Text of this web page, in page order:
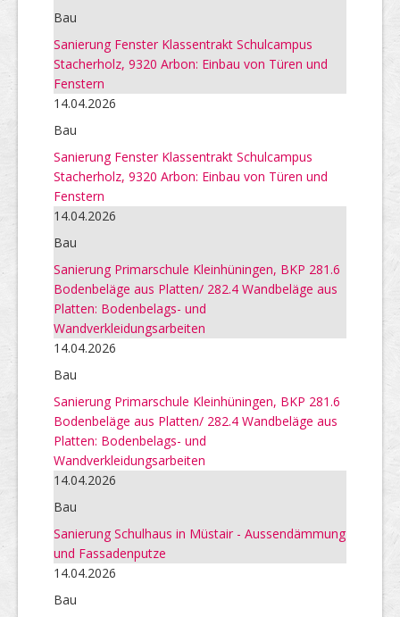
Bau
Sanierung Fenster Klassentrakt Schulcampus
Stacherholz, 9320 Arbon: Einbau von Türen und
Fenstern
14.04.2026
Bau
Sanierung Fenster Klassentrakt Schulcampus
Stacherholz, 9320 Arbon: Einbau von Türen und
Fenstern
14.04.2026
Bau
Sanierung Primarschule Kleinhüningen, BKP 281.6
Bodenbeläge aus Platten/ 282.4 Wandbeläge aus
Platten: Bodenbelags- und
Wandverkleidungsarbeiten
14.04.2026
Bau
Sanierung Primarschule Kleinhüningen, BKP 281.6
Bodenbeläge aus Platten/ 282.4 Wandbeläge aus
Platten: Bodenbelags- und
Wandverkleidungsarbeiten
14.04.2026
Bau
Sanierung Schulhaus in Müstair - Aussendämmung
und Fassadenputze
14.04.2026
Bau